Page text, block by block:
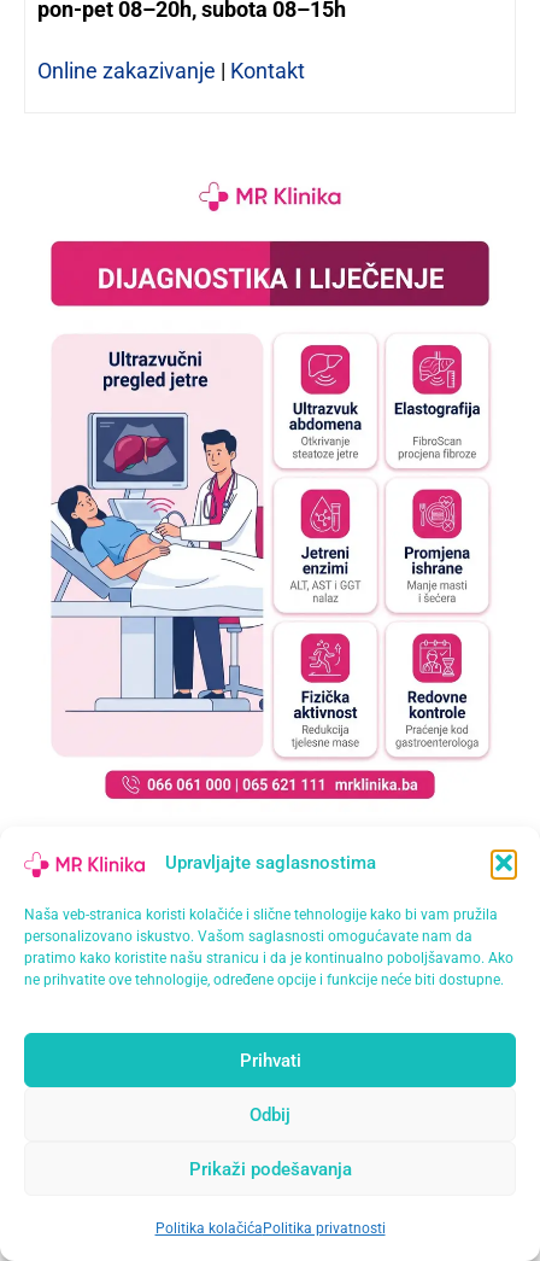
Upravljajte saglasnostima
Naša veb-stranica koristi kolačiće i slične tehnologije kako bi vam pružila
personalizovano iskustvo. Vašom saglasnosti omogućavate nam da
pratimo kako koristite našu stranicu i da je kontinualno poboljšavamo. Ako
ne prihvatite ove tehnologije, određene opcije i funkcije neće biti dostupne.
Prihvati
Odbij
Prikaži podešavanja
Politika kolačića Politika privatnosti
pon-pet 08–20h, subota 08–15h
Online zakazivanje | Kontakt
066 061 000
065 621 111
Online zakazivanje
Masna jetra nije uvijek opasna u smislu da svaka
osoba odmah ima ozbiljno oštećenje jetre.
dijela pacijenata, posebno kada postoje dijabetes,